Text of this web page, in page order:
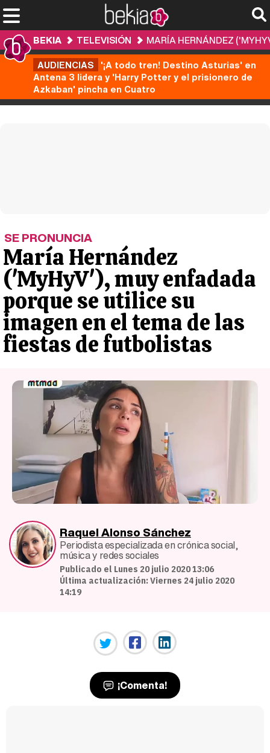
BEKIA TELEVISIÓN
MARÍA HERNÁNDEZ
AUDIENCIAS '¡A todo tren! Destino Asturias' en
Antena 3 lidera y 'Harry Potter y el prisionero de
Azkaban' pincha en Cuatro
SE PRONUNCIA
María Hernández
('MyHyV'), muy enfadada
porque se utilice su
imagen en el tema de las
fiestas de futbolistas
Raquel Alonso Sánchez
Periodista especializada en crónica social,
música y redes sociales
Publicado el Lunes 20 julio 2020 13:06
Última actualización: Viernes 24 julio 2020
14:19
¡Comenta!